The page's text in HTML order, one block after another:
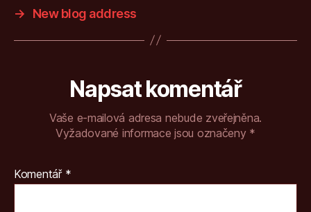
→
New blog address
Napsat komentář
Vaše e-mailová adresa nebude zveřejněna.
Vyžadované informace jsou označeny *
Komentář *